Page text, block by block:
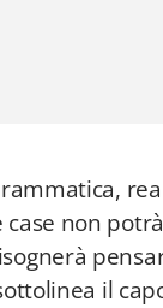
non
il